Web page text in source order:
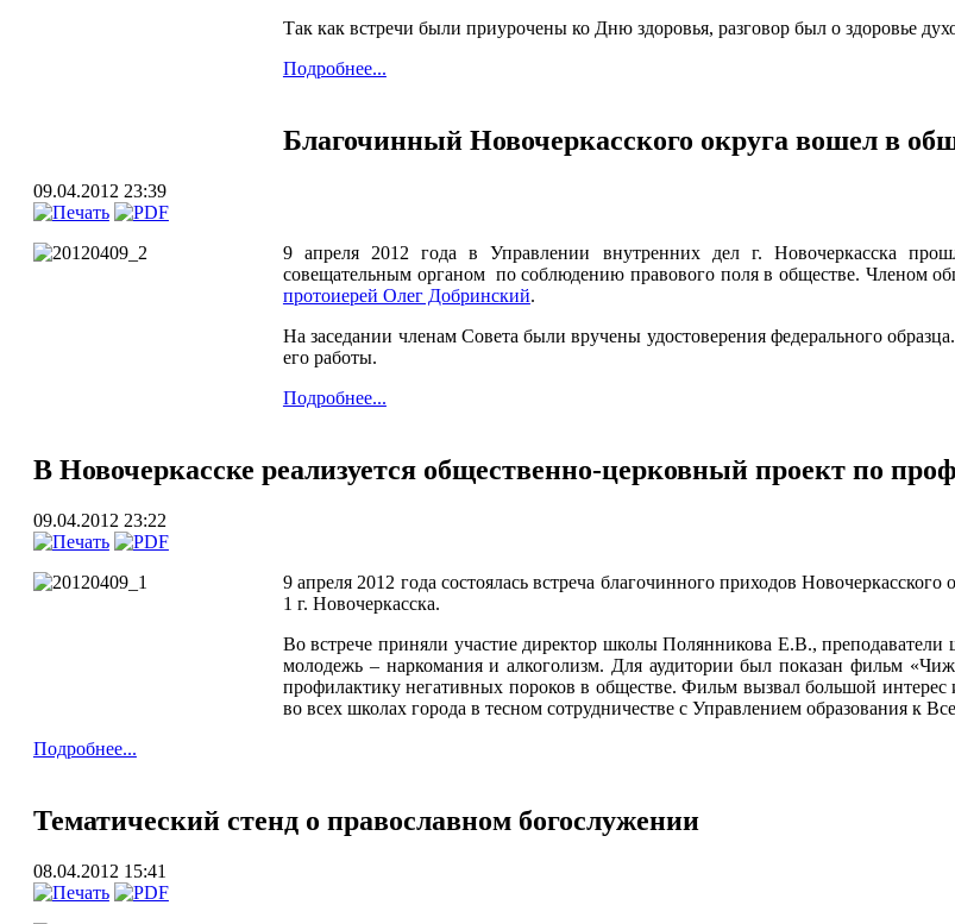
Так как встречи были приурочены ко Дню здоровья, разговор был о здоровье
Подробнее...
Благочинный Новочеркасского округа вошел в
09.04.2012 23:39
9 апреля 2012 года в Управлении внутренних дел г. Новочеркасска
совещательным органом по соблюдению правового поля в обществе. Членом
протоиерей Олег Добринский.
На заседании членам Совета были вручены удостоверения федерального
его работы.
Подробнее...
В Новочеркасске реализуется общественно-церковный проект по
09.04.2012 23:22
9 апреля 2012 года состоялась встреча благочинного приходов Новочеркасского
1 г. Новочеркасска.
Во встрече приняли участие директор школы Полянникова Е.В.,
молодежь – наркомания и алкоголизм. Для аудитории был показан фильм
профилактику негативных пороков в обществе. Фильм вызвал большой
во всех школах города в тесном сотрудничестве с Управлением образования к
Подробнее...
Тематический стенд о православном богослужении
08.04.2012 15:41